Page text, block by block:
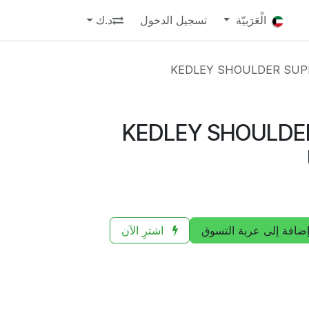
الْعَرَبيّة تسجيل الدخول د.ك
KEDLEY SHOULDER
KEDLEY
إضافة إلى عربة التسوق اشترِ الآن